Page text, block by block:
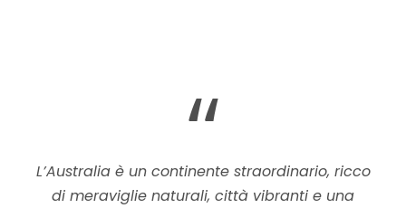
“
L’Australia è un continente straordinario, ricco
di meraviglie naturali, città vibranti e una